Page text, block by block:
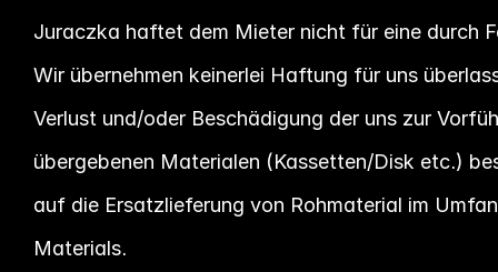
Juraczka haftet dem Mieter nicht für eine durch
Wir übernehmen keinerlei Haftung für uns
Verlust und/oder Beschädigung der uns zur
übergebenen Materialen (Kassetten/Disk etc.)
auf die Ersatzlieferung von Rohmaterial im
Materials.